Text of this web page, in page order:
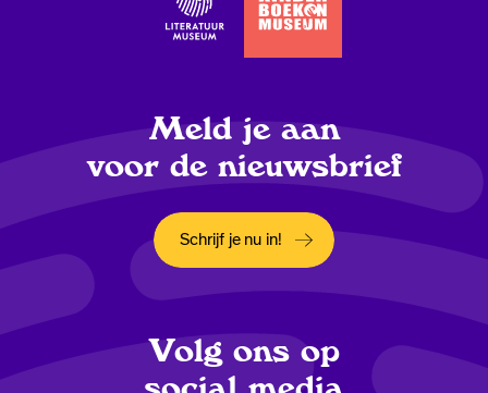
Meld je aan
voor de nieuwsbrief
Opent in een nieuw tabblad
Schrijf je nu in!
Volg ons op